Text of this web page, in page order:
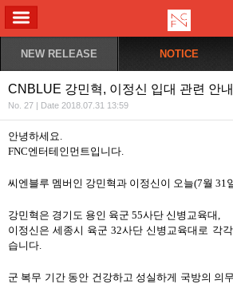
NEW RELEASE NOTICE
CNBLUE 강민혁, 이정신 입대 관련 안
No. 27 | Date 2018.07.31 13:59
안녕하세요.
FNC엔터테인먼트입니다.
씨엔블루 멤버인 강민혁과 이정신이 오늘(7월 31
강민혁은 경기도 용인 육군 55사단 신병교육대,
이정신은 세종시 육군 32사단 신병교육대로 각
습니다.
군 복무 기간 동안 건강하고 성실하게 국방의 의